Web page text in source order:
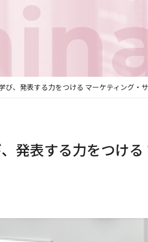
び、発表する力をつける マーケティング・
発表する力をつけ